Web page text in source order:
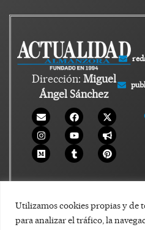
Utilizamos cookies propias y de
para analizar el tráfico, la
Dirección: Miguel
Ángel Sánchez